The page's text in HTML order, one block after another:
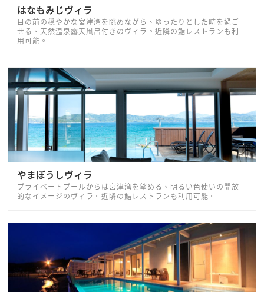
はなもみじヴィラ
目の前の穏やかな宮津湾を眺めながら、ゆったりとした時を過ご
せる、天然温泉露天風呂付きのヴィラ。近隣の鮨レストランも利
用可能。
やまぼうしヴィラ
プライベートプールからは宮津湾を望める、明るい色使いの開放
的なイメージのヴィラ。近隣の鮨レストランも利用可能。